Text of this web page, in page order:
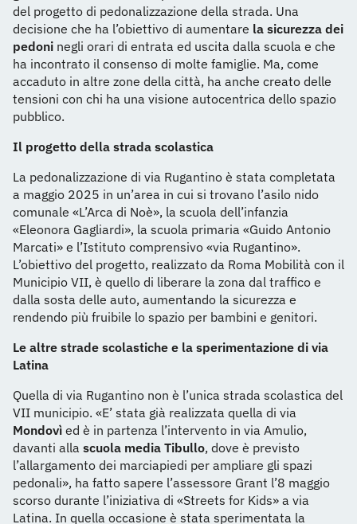
del progetto di pedonalizzazione della strada. Una
decisione che ha l’obiettivo di aumentare la sicurezza dei
pedoni negli orari di entrata ed uscita dalla scuola e che
ha incontrato il consenso di molte famiglie. Ma, come
accaduto in altre zone della città, ha anche creato delle
tensioni con chi ha una visione autocentrica dello spazio
pubblico.
Il progetto della strada scolastica
La pedonalizzazione di via Rugantino è stata completata
a maggio 2025 in un’area in cui si trovano l’asilo nido
comunale «L’Arca di Noè», la scuola dell’infanzia
«Eleonora Gagliardi», la scuola primaria «Guido Antonio
Marcati» e l’Istituto comprensivo «via Rugantino».
L’obiettivo del progetto, realizzato da Roma Mobilità con il
Municipio VII, è quello di liberare la zona dal traffico e
dalla sosta delle auto, aumentando la sicurezza e
rendendo più fruibile lo spazio per bambini e genitori.
Le altre strade scolastiche e la sperimentazione di via
Latina
Quella di via Rugantino non è l’unica strada scolastica del
VII municipio. «E’ stata già realizzata quella di via
Mondovì ed è in partenza l’intervento in via Amulio,
davanti alla scuola media Tibullo, dove è previsto
l’allargamento dei marciapiedi per ampliare gli spazi
pedonali», ha fatto sapere l’assessore Grant l’8 maggio
scorso durante l’iniziativa di «Streets for Kids» a via
Latina. In quella occasione è stata sperimentata la